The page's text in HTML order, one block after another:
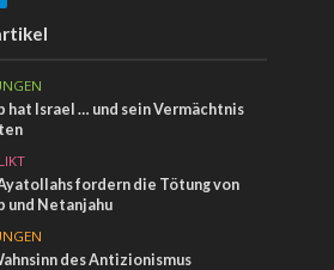
hat Israel … und sein Vermächtnis
fordern die Tötung von
und Netanjahu
des Antizionismus